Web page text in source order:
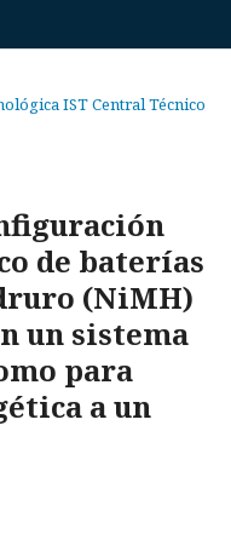
IST Central Técnico
de baterías
(NiMH)
un sistema
para
a un